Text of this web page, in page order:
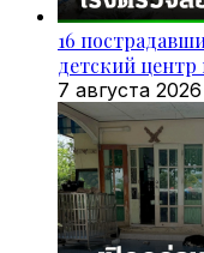
16
детский
7 августа 2026